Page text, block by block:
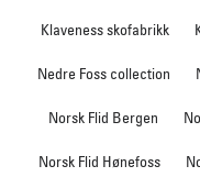
Klaveness skofabrikk
Nedre Foss collection
Norsk Flid Bergen
Norsk Flid Hønefoss